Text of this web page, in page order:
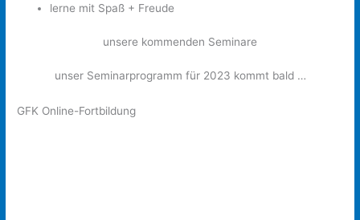
lerne mit Spaß + Freude
unsere kommenden Seminare
unser Seminarprogramm für 2023 kommt bald …
GFK Online-Fortbildung